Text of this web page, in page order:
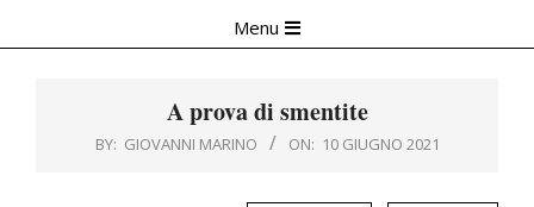
Navigation
Menu
A prova di smentite
BY: GIOVANNI MARINO ON: 10 GIUGNO 2021